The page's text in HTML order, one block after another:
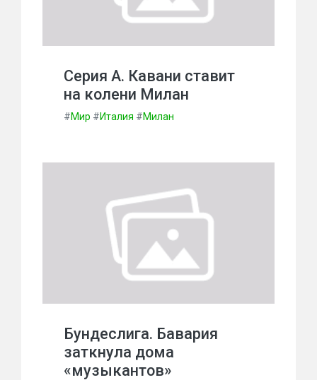
Серия А. Кавани ставит
на колени Милан
#Мир #Италия #Милан
Бундеслига. Бавария
заткнула дома
«музыкантов»